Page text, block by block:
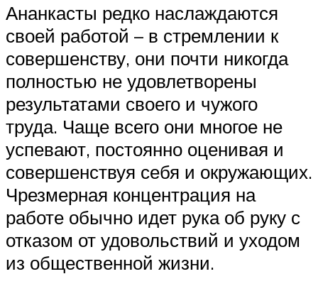
Ананкасты редко наслаждаются
своей работой – в стремлении к
совершенству, они почти никогда
полностью не удовлетворены
результатами своего и чужого
труда. Чаще всего они многое не
успевают, постоянно оценивая и
совершенствуя себя и окружающих.
Чрезмерная концентрация на
работе обычно идет рука об руку с
отказом от удовольствий и уходом
из общественной жизни.